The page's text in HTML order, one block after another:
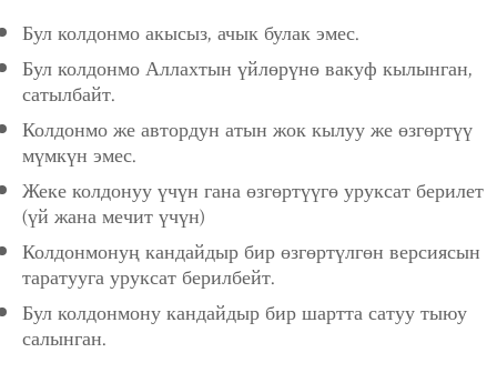
Бул колдонмо акысыз, ачык булак эмес.
Бул колдонмо Аллахтын үйлөрүнө вакуф кылынган,
сатылбайт.
Колдонмо же автордун атын жок кылуу же өзгөртүү
мүмкүн эмес.
Жеке колдонуу үчүн гана өзгөртүүгө уруксат берилет
(үй жана мечит үчүн)
Колдонмонуң кандайдыр бир өзгөртүлгөн версиясын
таратууга уруксат берилбейт.
Бул колдонмону кандайдыр бир шартта сатуу тыюу
салынган.